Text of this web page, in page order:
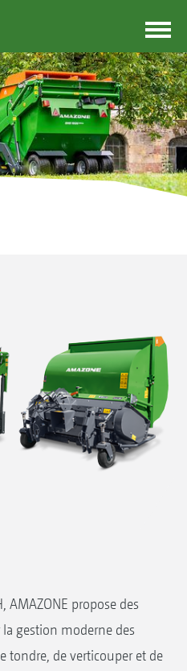
AMAZONE propose des
gestion moderne des
tondre, de verticouper et de